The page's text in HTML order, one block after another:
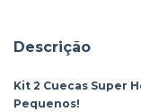
Descrição
Kit 2 Cuecas Super
Pequenos!